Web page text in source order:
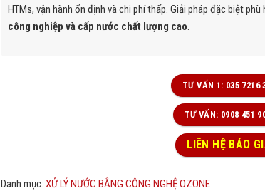
HTMs, vận hành ổn định và chi phí thấp. Giải pháp đặc biệt phù
công nghiệp và cấp nước chất lượng cao.
TƯ VẤN 1: 035 7216
TƯ VẤN: 0908 451
LIÊN HỆ BÁO
Danh mục: XỬ LÝ NƯỚC BẰNG CÔNG NGHỆ OZONE